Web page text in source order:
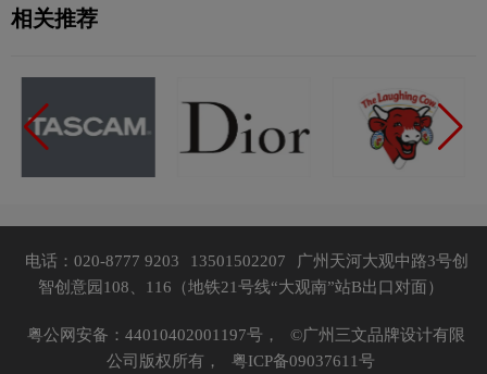
相关推荐
电话：020-8777 9203 13501502207
广州天河大观中路3号创
智创意园108、116（地铁21号线“大观南”站B出口对面）
粤公网安备：44010402001197号，
©广州三文品牌设计有限
公司版权所有，
粤ICP备09037611号